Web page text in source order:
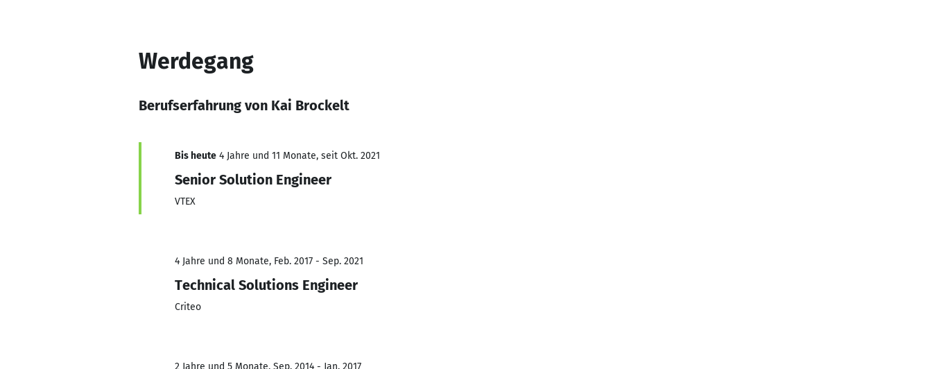
Werdegang
Berufserfahrung von Kai Brockelt
Bis heute 4 Jahre und 11 Monate, seit Okt. 2021
Senior Solution Engineer
VTEX
4 Jahre und 8 Monate, Feb. 2017 - Sep. 2021
Technical Solutions Engineer
Criteo
2 Jahre und 5 Monate, Sep. 2014 - Jan. 2017